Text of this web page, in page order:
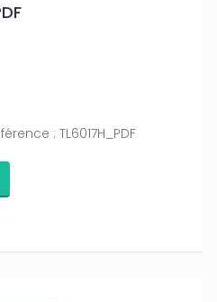
: TL6017H_PDF